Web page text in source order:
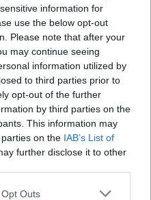
information for
use the below opt-out
Please note that after your
may continue seeing
information utilized by
to third parties prior to
opt-out of the further
by third parties on the
This information may
on the IAB’s List of
further disclose it to other
uses one or more Google
Outs